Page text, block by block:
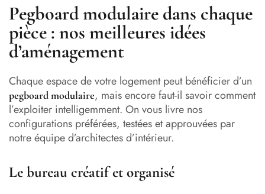
Pegboard modulaire dans chaque
pièce : nos meilleures idées
d’aménagement
Chaque espace de votre logement peut bénéficier d’un
pegboard modulaire, mais encore faut-il savoir comment
l’exploiter intelligemment. On vous livre nos
configurations préférées, testées et approuvées par
notre équipe d’architectes d’intérieur.
Le bureau créatif et organisé